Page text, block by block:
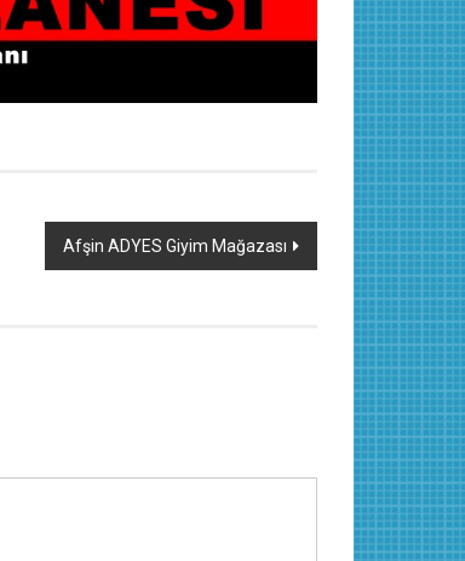
Afşin ADYES Giyim Mağazası